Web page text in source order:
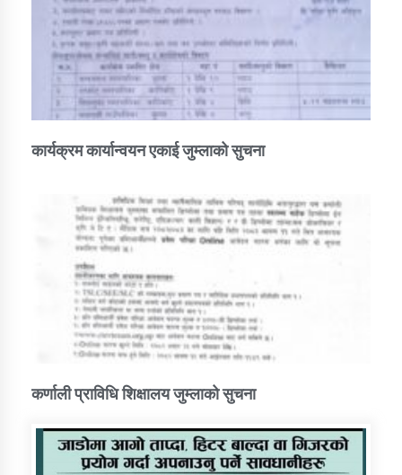
कार्यक्रम कार्यान्वयन एकाई जुम्लाको सुचना
कर्णाली प्राविधि शिक्षालय जुम्लाको सुचना